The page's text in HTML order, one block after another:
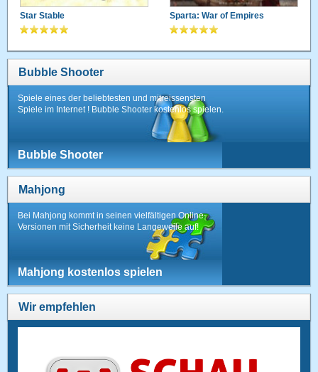
Star Stable Sparta: War of Empires
Bubble Shooter
Spiele eines der beliebtesten und mitreissensten
Spiele im Internet ! Bubble Shooter kostenlos spielen.
Bubble Shooter
Mahjong
Bei Mahjong kommt in seinen vielfältigen Online-
Versionen mit Sicherheit keine Langeweile auf!
Mahjong kostenlos spielen
Wir empfehlen